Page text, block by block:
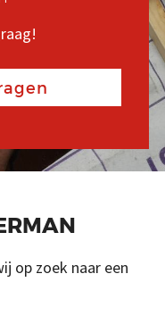
op zoek naar een